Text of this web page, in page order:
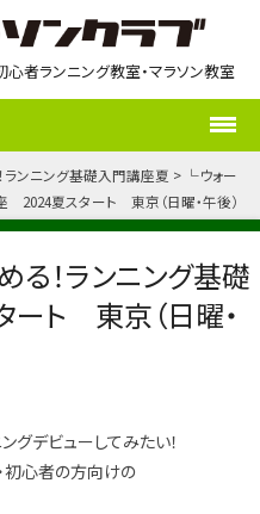
者ランニング教室・マラソン教室
ランニング基礎入門講座夏
└ウォー
2024夏スタート 東京（日曜・午後）
る！ランニング基礎
ト 東京（日曜・
グデビューしてみたい！
初心者の方向けの